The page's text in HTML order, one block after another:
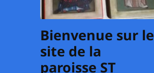
Bienvenue sur le
site de la
paroisse ST